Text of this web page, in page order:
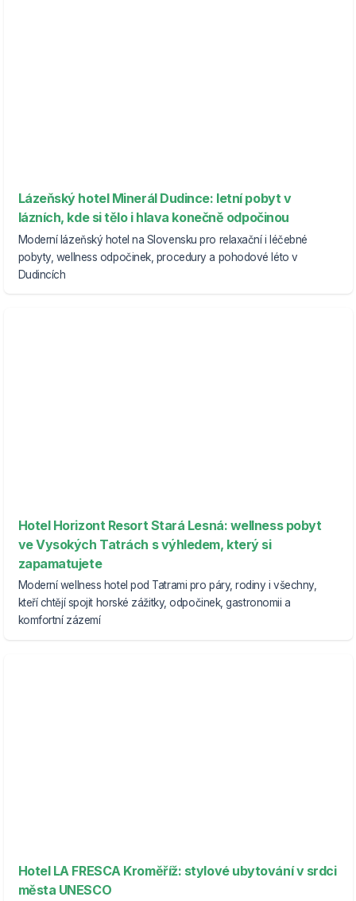
Lázeňský hotel Minerál Dudince: letní pobyt v
lázních, kde si tělo i hlava konečně odpočinou
Moderní lázeňský hotel na Slovensku pro relaxační i léčebné
pobyty, wellness odpočinek, procedury a pohodové léto v
Dudincích
Hotel Horizont Resort Stará Lesná: wellness pobyt
ve Vysokých Tatrách s výhledem, který si
zapamatujete
Moderní wellness hotel pod Tatrami pro páry, rodiny i všechny,
kteří chtějí spojit horské zážitky, odpočinek, gastronomii a
komfortní zázemí
Hotel LA FRESCA Kroměříž: stylové ubytování v srdci
města UNESCO